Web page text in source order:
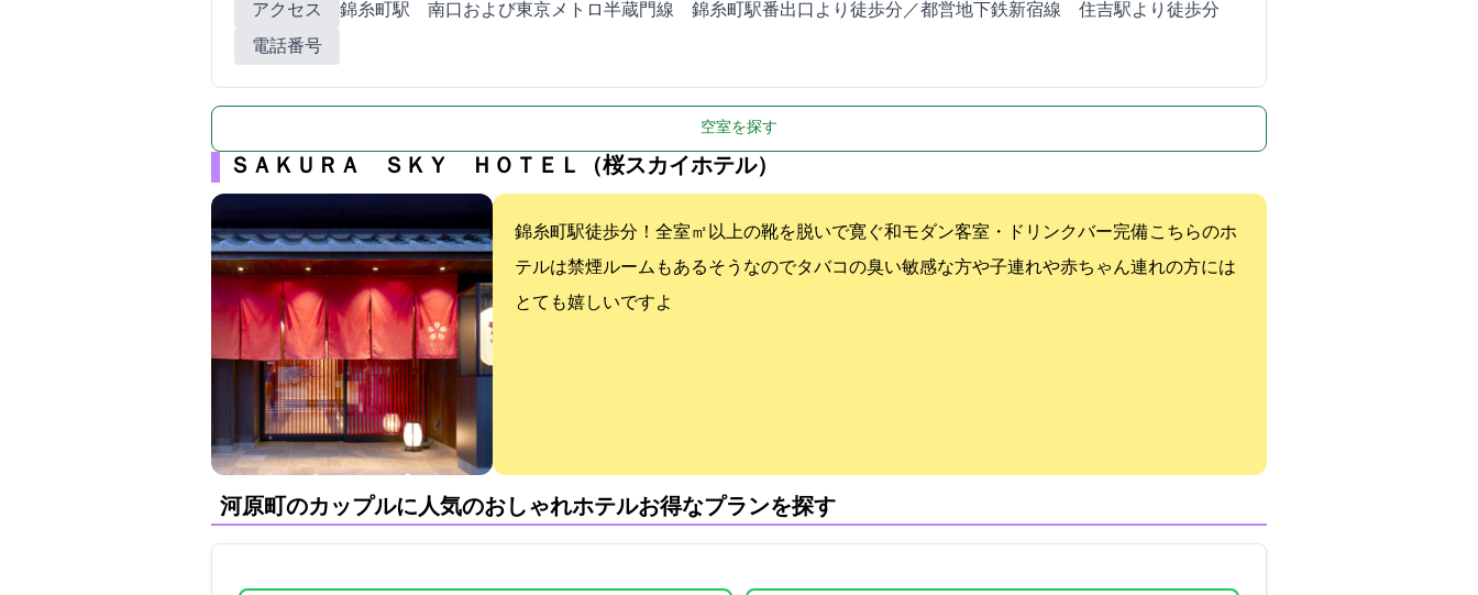
アクセス
JR錦糸町駅 南口および東京メトロ半蔵門線 錦糸町駅1番出口より徒歩5分／都営地下鉄新宿線 住吉駅より徒歩10分
電話番号
空室を探す
ＳＡＫＵＲＡ ＳＫＹ ＨＯＴＥＬ（桜スカイホテル）
錦糸町駅徒歩5分！全室20㎡以上の靴を脱いで寛ぐ和モダン客室・ドリンクバー完備 こちらのホ
テルは禁煙ルームもあるそうなのでタバコの臭い敏感な方や子連れや赤ちゃん連れの方には
とても嬉しいですよ
河原町のカップルに人気のおしゃれホテル:お得なプランを探す